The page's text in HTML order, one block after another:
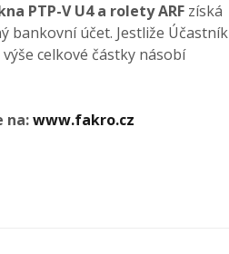
PTP-V U4 a rolety ARF získá
bankovní účet. Jestliže Účastník
celkové částky násobí
na:www.fakro.cz